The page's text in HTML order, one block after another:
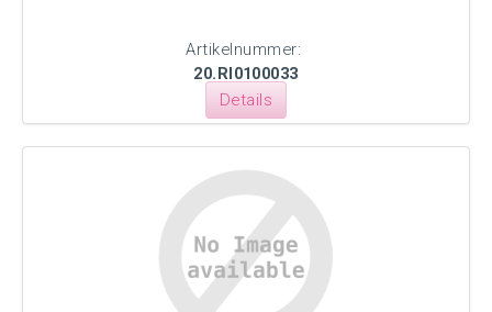
Artikelnummer:
20.RI0100033
Details